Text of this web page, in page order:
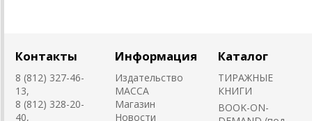
Контакты
8 (812) 327-46-
13,
8 (812) 328-20-
40,
Информация
Издательство
MACCA
Магазин
Новости
Каталог
ТИРАЖНЫЕ
КНИГИ
BOOK-ON-